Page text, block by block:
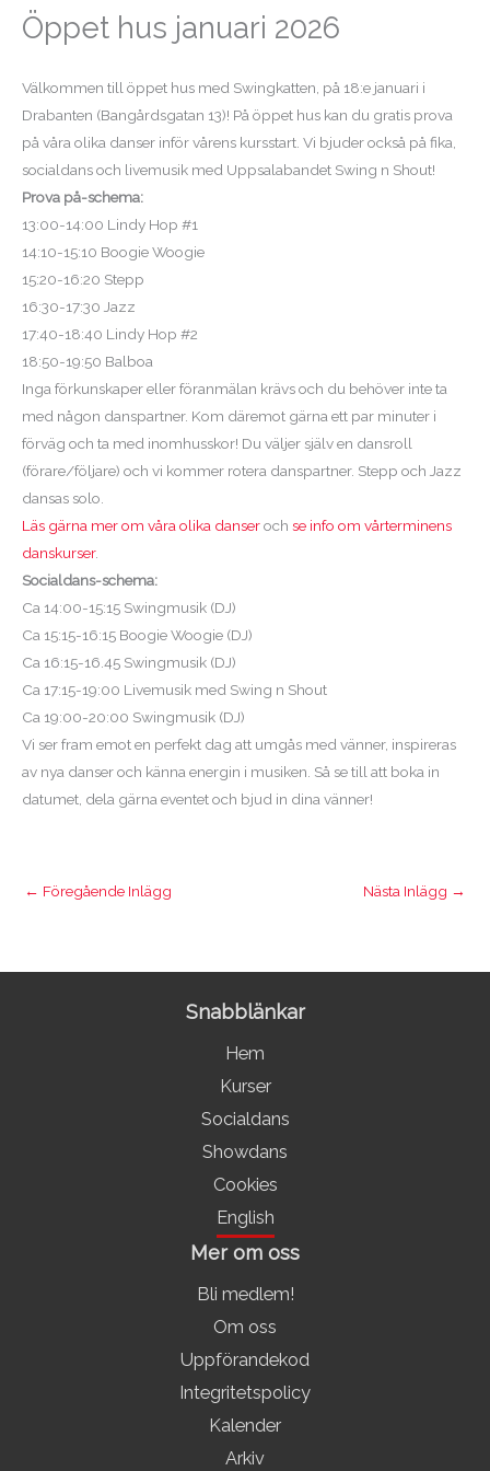
Öppet hus januari 2026
Välkommen till öppet hus med Swingkatten, på 18:e januari i
Drabanten (Bangårdsgatan 13)! På öppet hus kan du gratis prova
på våra olika danser inför vårens kursstart. Vi bjuder också på fika,
socialdans och livemusik med Uppsalabandet Swing n Shout!
Prova på-schema:
13:00-14:00 Lindy Hop #1
14:10-15:10 Boogie Woogie
15:20-16:20 Stepp
16:30-17:30 Jazz
17:40-18:40 Lindy Hop #2
18:50-19:50 Balboa
Inga förkunskaper eller föranmälan krävs och du behöver inte ta
med någon danspartner. Kom däremot gärna ett par minuter i
förväg och ta med inomhusskor! Du väljer själv en dansroll
(förare/följare) och vi kommer rotera danspartner. Stepp och Jazz
dansas solo.
Läs gärna mer om våra olika danseroch se info om vårterminens
danskurser.
Socialdans-schema:
Ca 14:00-15:15 Swingmusik (DJ)
Ca 15:15-16:15 Boogie Woogie (DJ)
Ca 16:15-16.45 Swingmusik (DJ)
Ca 17:15-19:00 Livemusik med Swing n Shout
Ca 19:00-20:00 Swingmusik (DJ)
Vi ser fram emot en perfekt dag att umgås med vänner, inspireras
av nya danser och känna energin i musiken. Så se till att boka in
datumet, dela gärna eventet och bjud in dina vänner!
← Föregående Inlägg Nästa Inlägg →
Snabblänkar
Hem
Kurser
Socialdans
Showdans
Cookies
English
Mer om oss
Bli medlem!
Om oss
Uppförandekod
Integritetspolicy
Kalender
Arkiv